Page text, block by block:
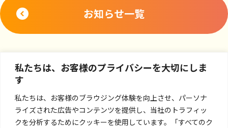
私たちは、お客様のプライバシーを大切にしま
す
私たちは、お客様のブラウジング体験を向上させ、パーソナ
ライズされた広告やコンテンツを提供し、当社のトラフィッ
クを分析するためにクッキーを使用しています。「すべてのク
お知らせ一覧